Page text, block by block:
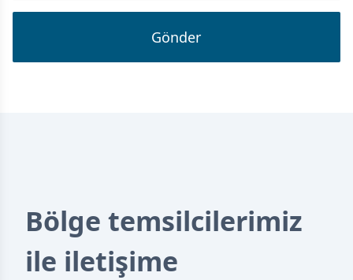
Gönder
Bölge temsilcilerimiz
ile iletişime